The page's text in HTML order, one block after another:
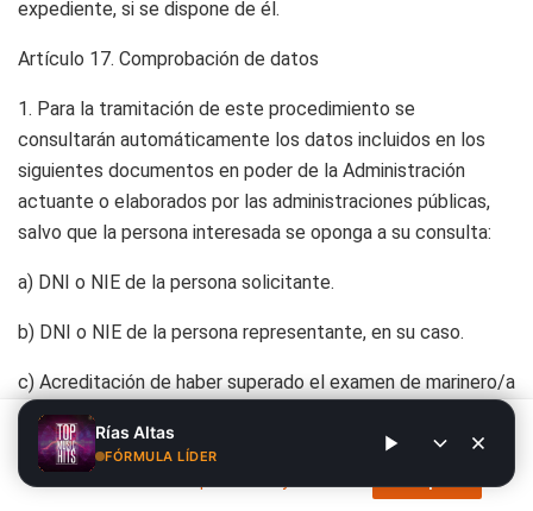
expediente, si se dispone de él.
Artículo 17. Comprobación de datos
1. Para la tramitación de este procedimiento se
consultarán automáticamente los datos incluidos en los
siguientes documentos en poder de la Administración
actuante o elaborados por las administraciones públicas,
salvo que la persona interesada se oponga a su consulta:
a) DNI o NIE de la persona solicitante.
b) DNI o NIE de la persona representante, en su caso.
c) Acreditación de haber superado el examen de marinero/a
pescador/a o equivalente cuando se realizase en la
Comunidad Autónoma de Galicia.
2. En caso de que las personas interesadas se opongan a la
Rías Altas
FÓRMULA LÍDER
Este sitio web utiliza cookies. Al continuar utilizando este sitio
web, usted da su consentimiento para el uso de cookies. Visite